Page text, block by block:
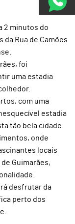
2 minutos do
Rua de Camões
foi
uma estadia
com uma
estadia
tão bela cidade.
onde
locais
Guimarães,
desfrutar da
perto dos